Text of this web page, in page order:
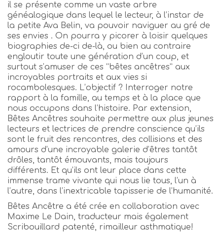
il se présente comme un vaste arbre
généalogique dans lequel le lecteur, à l’instar de
la petite Ava Belin, va pouvoir naviguer au gré de
ses envies . On pourra y picorer à loisir quelques
biographies de-ci de-là, ou bien au contraire
engloutir toute une génération d’un coup, et
surtout s’amuser de ces “bêtes ancêtres” aux
incroyables portraits et aux vies si
rocambolesques. L’objectif ? Interroger notre
rapport à la famille, au temps et à la place que
nous occupons dans l’histoire. Par extension,
Bêtes Ancêtres souhaite permettre aux plus jeunes
lecteurs et lectrices de prendre conscience qu’ils
sont le fruit des rencontres, des collisions et des
amours d’une incroyable galerie d’êtres tantôt
drôles, tantôt émouvants, mais toujours
différents. Et qu’ils ont leur place dans cette
immense trame vivante qui nous lie tous, l’un à
l’autre, dans l’inextricable tapisserie de l’humanité.
Bêtes Ancêtre a été crée en collaboration avec
Maxime Le Dain, traducteur mais également
Scribouillard patenté, rimailleur asthmatique!